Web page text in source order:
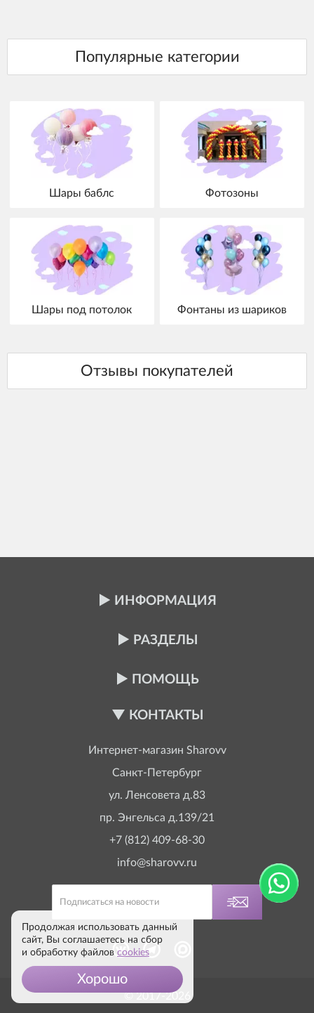
Шары баблс Фотозоны
Шары под потолок Фонтаны из шариков
ИНФОРМАЦИЯ
РАЗДЕЛЫ
ПОМОЩЬ
КОНТАКТЫ
Интернет-магазин Sharovv
Санкт-Петербург
ул. Ленсовета д.83
пр. Энгельса д.139/21
+7 (812) 409-68-30
info@sharovv.ru
© 2017-2026
Продолжая использовать данный
сайт, Вы соглашаетесь на сбор
и обработку файлов cookies
Хорошо